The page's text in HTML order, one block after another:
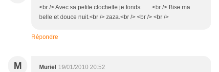
<br /> Avec sa petite clochette je fonds........<br /> Bise ma
belle et douce nuit.<br /> zaza.<br /> <br /> <br />
Répondre
M Muriel 19/01/2010 20:52